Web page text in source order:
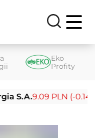
Eko
Profity
S.A.9.09 PLN (-0.14%)